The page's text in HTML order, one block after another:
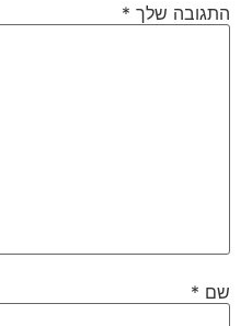
התגובה שלך*
שם*